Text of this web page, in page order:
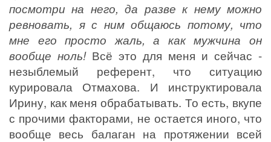
посмотри на него, да разве к нему можно
ревновать, я с ним общаюсь потому, что
мне его просто жаль, а как мужчина он
вообще ноль!Всё это для меня и сейчас -
незыблемый референт, что ситуацию
курировала Отмахова. И инструктировала
Ирину, как меня обрабатывать. То есть, вкупе
с прочими факторами, не остается иного, что
вообще весь балаган на протяжении всей